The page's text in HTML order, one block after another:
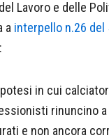
Lavoro e delle
a interpello n.26 del
in cui
rinuncino
e non ancora